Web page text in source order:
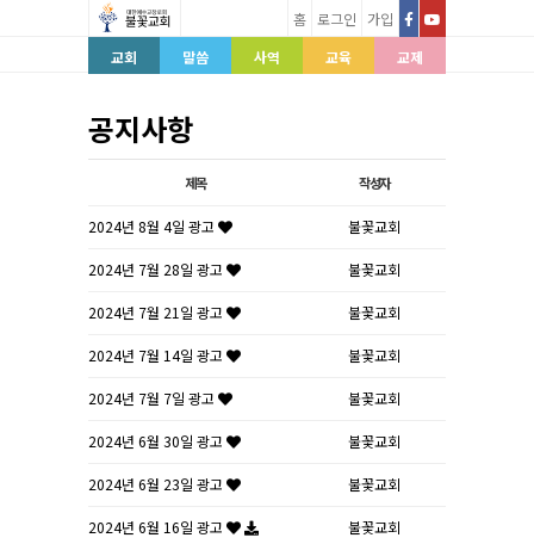
홈 로그인
가입
교회
말씀 사역 교육 교제
공지사항
제목 작성자
2024년 8월 4일 광고 불꽃교회
2024년 7월 28일 광고 불꽃교회
2024년 7월 21일 광고 불꽃교회
2024년 7월 14일 광고 불꽃교회
2024년 7월 7일 광고 불꽃교회
2024년 6월 30일 광고 불꽃교회
2024년 6월 23일 광고 불꽃교회
2024년 6월 16일 광고 불꽃교회